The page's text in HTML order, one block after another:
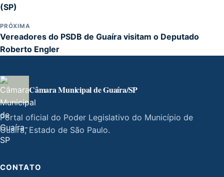
(SP)
PRÓXIMA
Vereadores do PSDB de Guaíra visitam o Deputado
Roberto Engler
Câmara Municipal de Guaíra/SP
Portal oficial do Poder Legislativo do Município de
Guaíra, Estado de São Paulo.
CONTATO